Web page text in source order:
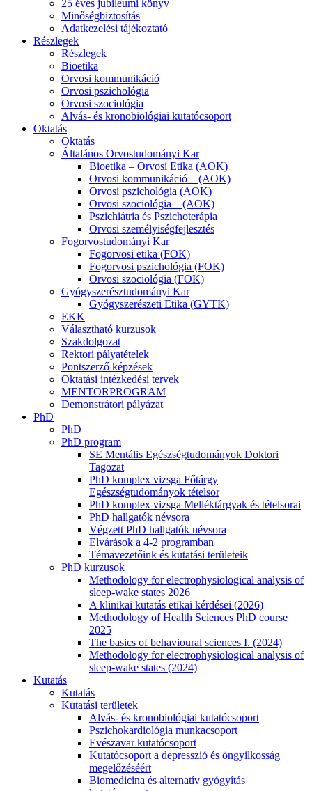
25 éves jubileumi könyv
Minőségbiztosítás
Adatkezelési tájékoztató
Részlegek
Részlegek
Bioetika
Orvosi kommunikáció
Orvosi pszichológia
Orvosi szociológia
Alvás- és kronobiológiai kutatócsoport
Oktatás
Oktatás
Általános Orvostudományi Kar
Bioetika – Orvosi Etika (AOK)
Orvosi kommunikáció – (AOK)
Orvosi pszichológia (AOK)
Orvosi szociológia – (AOK)
Pszichiátria és Pszichoterápia
Orvosi személyiségfejlesztés
Fogorvostudományi Kar
Fogorvosi etika (FOK)
Fogorvosi pszichológia (FOK)
Orvosi szociológia (FOK)
Gyógyszerésztudományi Kar
Gyógyszerészeti Etika (GYTK)
EKK
Választható kurzusok
Szakdolgozat
Rektori pályatételek
Pontszerző képzések
Oktatási intézkedési tervek
MENTORPROGRAM
Demonstrátori pályázat
PhD
PhD
PhD program
SE Mentális Egészségtudományok Doktori
Tagozat
PhD komplex vizsga Főtárgy
Egészségtudományok tételsor
PhD komplex vizsga Melléktárgyak és tételsorai
PhD hallgatók névsora
Végzett PhD hallgatók névsora
Elvárások a 4-2 programban
Témavezetőink és kutatási területeik
PhD kurzusok
Methodology for electrophysiological analysis of
sleep-wake states 2026
A klinikai kutatás etikai kérdései (2026)
Methodology of Health Sciences PhD course
2025
The basics of behavioural sciences I. (2024)
Methodology for electrophysiological analysis of
sleep-wake states (2024)
Kutatás
Kutatás
Kutatási területek
Alvás- és kronobiológiai kutatócsoport
Pszichokardiológia munkacsoport
Evészavar kutatócsoport
Kutatócsoport a depresszió és öngyilkosság
megelőzéséért
Biomedicina és alternatív gyógyítás